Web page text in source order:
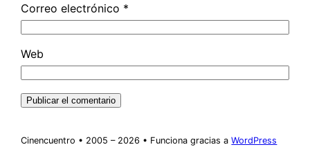
Correo electrónico *
Web
Cinencuentro • 2005 – 2026 • Funciona gracias aWordPress